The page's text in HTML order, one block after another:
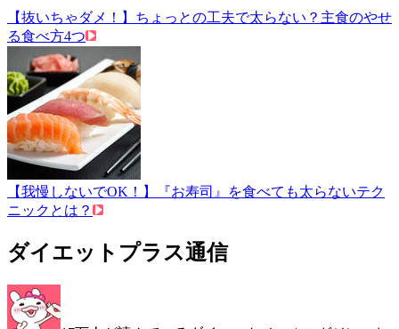
【抜いちゃダメ！】ちょっとの工夫で太らない？主食のやせ
る食べ方4つ
【我慢しないでOK！】『お寿司』を食べても太らないテク
ニックとは？
ダイエットプラス通信